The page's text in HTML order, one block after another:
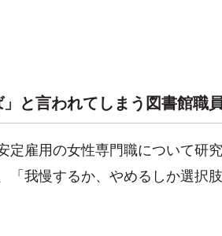
と言われてしまう図書館職員
定雇用の女性専門職について研
「我慢するか、やめるしか選択